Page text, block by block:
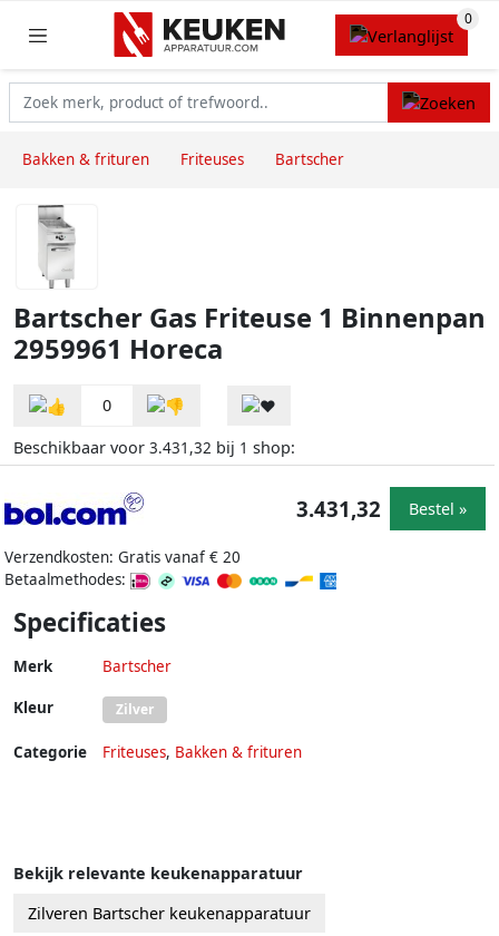
Bakken & frituren Friteuses Bartscher
Bartscher Gas Friteuse 1 Binnenpan
2959961 Horeca
0
Beschikbaar voor 3.431,32 bij 1 shop:
Verzendkosten: Gratis vanaf € 20
Betaalmethodes:
3.431,32 Bestel »
Specificaties
Merk Bartscher
Kleur Zilver
Categorie Friteuses, Bakken & frituren
Bekijk relevante keukenapparatuur
Zilveren Bartscher keukenapparatuur